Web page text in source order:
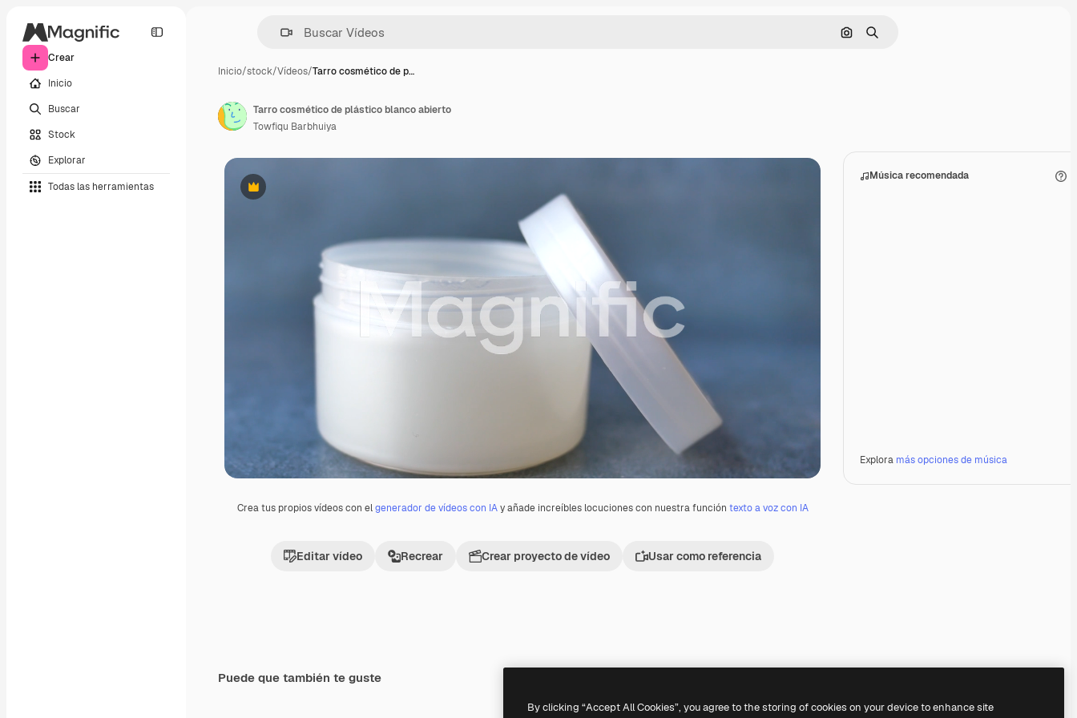
Crear
Inicio
Buscar
Stock
Explorar
Todas las herramientas
Buscar por imagen
Buscar
Inicio/stock/Vídeos/Tarro cosmético de p…
Premium
Crea tus propios vídeos con elgenerador de vídeos con IAy añade increíbles locuciones con nuestra función texto a voz con IA
Editar vídeo Recrear Crear proyecto de vídeo Usar como referencia
Música recomendada
Explora más opciones de música
Tarro cosmético de plástico blanco abierto
Towfiqu Barbhuiya
Puede que también te guste
By clicking “Accept All Cookies”, you agree to the storing of cookies on your device to enhance site